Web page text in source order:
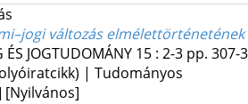
változás elmélettörténetének
ÉS JOGTUDOMÁNY 15: 2-3 pp. 307-
| Tudományos
[Nyilvános]